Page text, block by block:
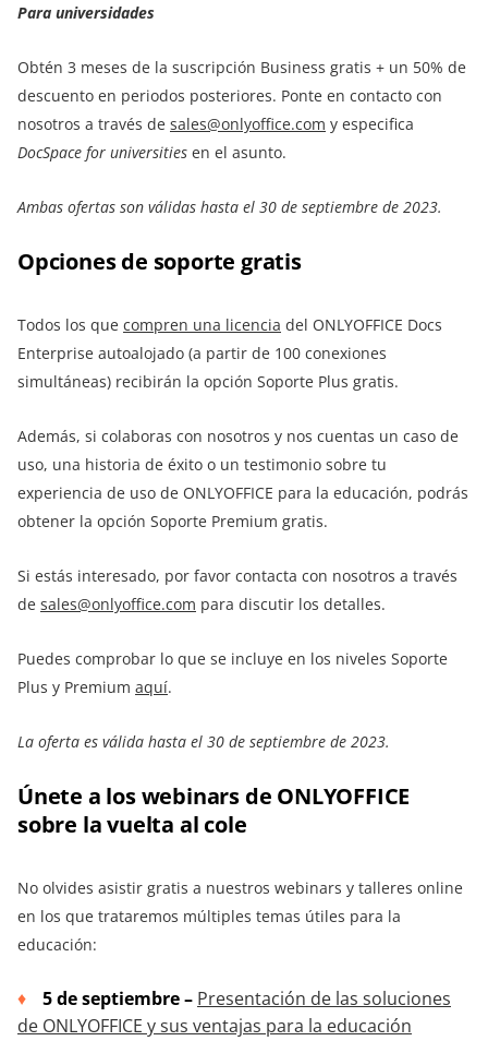
Para universidades
Obtén 3 meses de la suscripción Business gratis + un 50% de
descuento en periodos posteriores. Ponte en contacto con
nosotros a través de sales@onlyoffice.com y especifica
DocSpace for universities en el asunto.
Ambas ofertas son válidas hasta el 30 de septiembre de 2023.
Opciones de soporte gratis
Todos los que compren una licencia del ONLYOFFICE Docs
Enterprise autoalojado (a partir de 100 conexiones
simultáneas) recibirán la opción Soporte Plus gratis.
Además, si colaboras con nosotros y nos cuentas un caso de
uso, una historia de éxito o un testimonio sobre tu
experiencia de uso de ONLYOFFICE para la educación, podrás
obtener la opción Soporte Premium gratis.
Si estás interesado, por favor contacta con nosotros a través
de sales@onlyoffice.com para discutir los detalles.
Puedes comprobar lo que se incluye en los niveles Soporte
Plus y Premium aquí.
La oferta es válida hasta el 30 de septiembre de 2023.
Únete a los webinars de ONLYOFFICE
sobre la vuelta al cole
No olvides asistir gratis a nuestros webinars y talleres online
en los que trataremos múltiples temas útiles para la
educación:
5 de septiembre – Presentación de las soluciones
de ONLYOFFICE y sus ventajas para la educación